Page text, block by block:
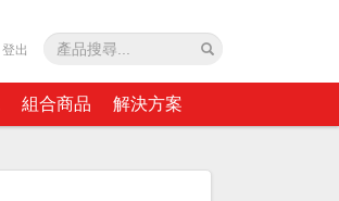
登出
組合商品 解決方案